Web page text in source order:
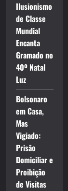
Ilusionismo
de Classe
Mundial
Encanta
Gramado no
40º Natal
Luz
Bolsonaro
em Casa,
Mas
Vigiado:
Prisão
Domiciliar e
Proibição
de Visitas